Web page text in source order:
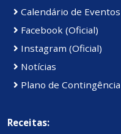
Calendário de Eventos
Facebook (Oficial)
Instagram (Oficial)
Notícias
Plano de
Receitas: